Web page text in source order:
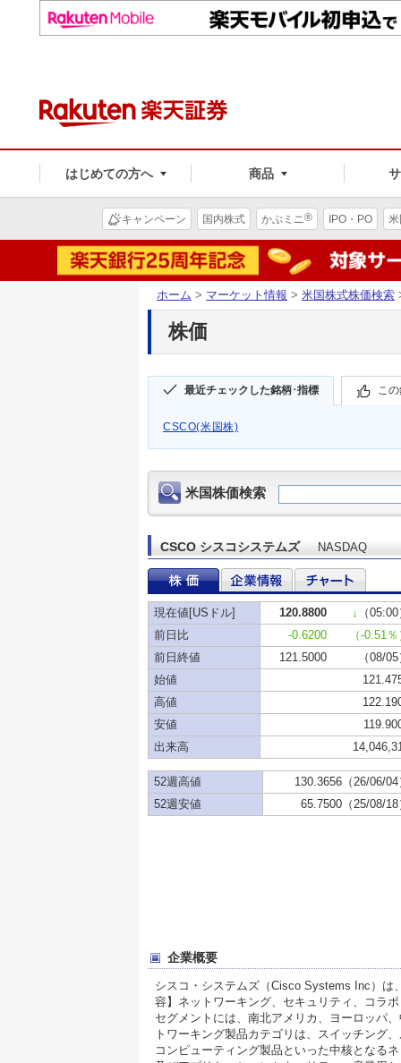
はじめての方へ 商品
キャンペーン 国内株式 かぶミニ® IPO・PO
ホーム > マーケット情報 > 米国株式株価検索
株価
最近チェックした銘柄･指標 こ
CSCO(米国株)